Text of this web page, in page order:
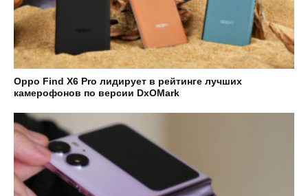
Oppo Find X6 Pro лидирует в рейтинге лучших
камерофонов по версии DxOMark